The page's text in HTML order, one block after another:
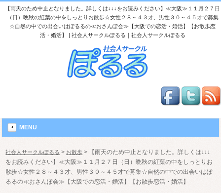
【雨天のため中止となりました。詳しくは↓↓↓をお読みください】≪大阪≫１１月２７日
（日）晩秋の紅葉の中をしっとりお散歩☆女性２８～４３才、男性３０～４５才で募集
☆自然の中での出会いはぽるるの≪おさんぽ会≫【大阪での恋活・婚活】【お散歩恋
活・婚活】 | 社会人サークルぽるる｜社会人サークルぽるる
MENU
社会人サークルぽるる > お散歩 >
【雨天のため中止となりました。詳しくは↓↓↓
をお読みください】≪大阪≫１１月２７日（日）晩秋の紅葉の中をしっとりお
散歩☆女性２８～４３才、男性３０～４５才で募集☆自然の中での出会いはぽ
るるの≪おさんぽ会≫【大阪での恋活・婚活】【お散歩恋活・婚活】